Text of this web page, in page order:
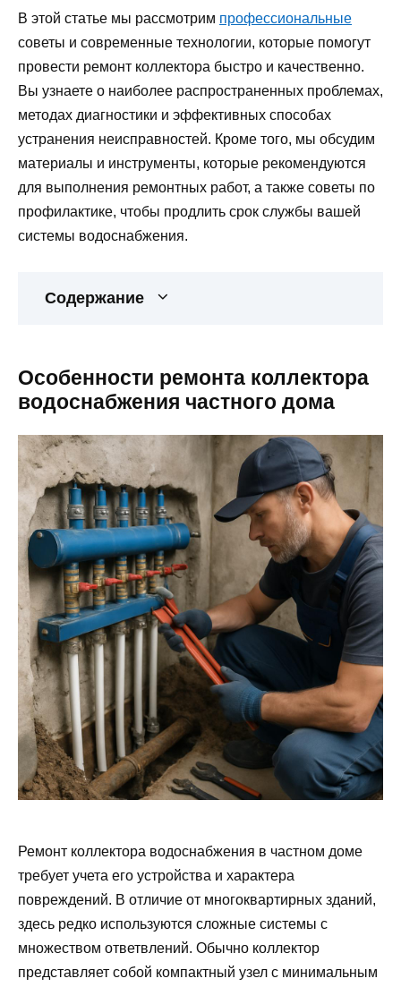
В этой статье мы рассмотрим профессиональные
советы и современные технологии, которые помогут
провести ремонт коллектора быстро и качественно.
Вы узнаете о наиболее распространенных проблемах,
методах диагностики и эффективных способах
устранения неисправностей. Кроме того, мы обсудим
материалы и инструменты, которые рекомендуются
для выполнения ремонтных работ, а также советы по
профилактике, чтобы продлить срок службы вашей
системы водоснабжения.
Содержание
Особенности ремонта коллектора
водоснабжения частного дома
Ремонт коллектора водоснабжения в частном доме
требует учета его устройства и характера
повреждений. В отличие от многоквартирных зданий,
здесь редко используются сложные системы с
множеством ответвлений. Обычно коллектор
представляет собой компактный узел с минимальным